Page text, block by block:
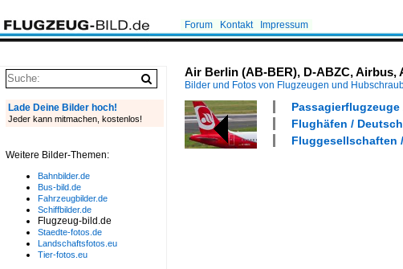
Forum Kontakt Impressum
Air Berlin (AB-BER), D-ABZC, Airbus,
Bilder und Fotos von Flugzeugen und
Passagierflugzeuge
Flughäfen /
Fluggesellschaften
Lade Deine Bilder hoch!
Jeder kann mitmachen, kostenlos!
Weitere Bilder-Themen:
Bahnbilder.de
Bus-bild.de
Fahrzeugbilder.de
Schiffbilder.de
Flugzeug-bild.de
Staedte-fotos.de
Landschaftsfotos.eu
Tier-fotos.eu